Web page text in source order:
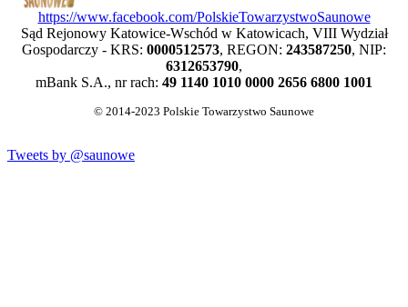
https://www.facebook.com/PolskieTowarzystwoSaunowe
Sąd Rejonowy Katowice-Wschód w Katowicach, VIII Wydział
Gospodarczy - KRS: 0000512573, REGON: 243587250, NIP:
6312653790,
mBank S.A., nr rach: 49 1140 1010 0000 2656 6800 1001
© 2014-2023 Polskie Towarzystwo Saunowe
Tweets by @saunowe